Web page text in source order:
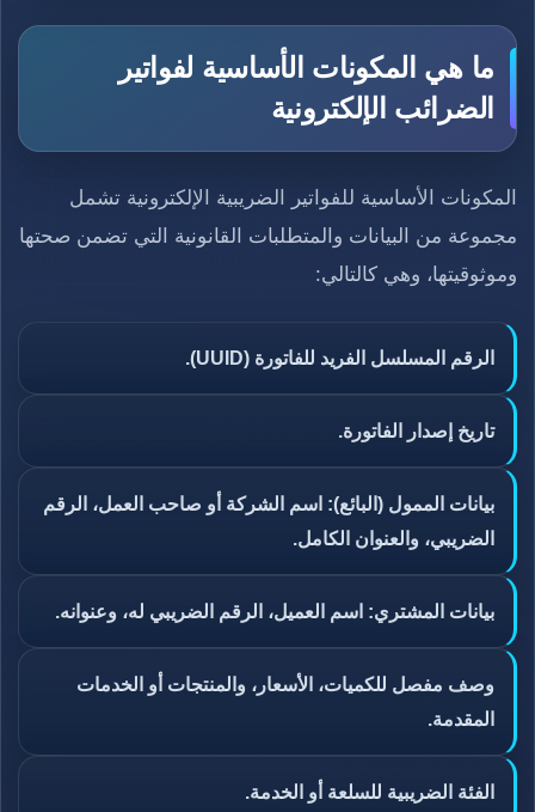
ما هي المكونات الأساسية لفواتير
الضرائب الإلكترونية
المكونات الأساسية للفواتير الضريبية الإلكترونية تشمل
مجموعة من البيانات والمتطلبات القانونية التي تضمن صحتها
وموثوقيتها، وهي كالتالي:
الرقم المسلسل الفريد للفاتورة (UUID).
تاريخ إصدار الفاتورة.
بيانات الممول (البائع): اسم الشركة أو صاحب العمل، الرقم
الضريبي، والعنوان الكامل.
بيانات المشتري: اسم العميل، الرقم الضريبي له، وعنوانه.
وصف مفصل للكميات، الأسعار، والمنتجات أو الخدمات
المقدمة.
الفئة الضريبية للسلعة أو الخدمة.